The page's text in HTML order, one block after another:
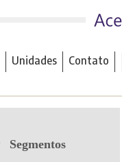
Unidades Contato
Segmentos